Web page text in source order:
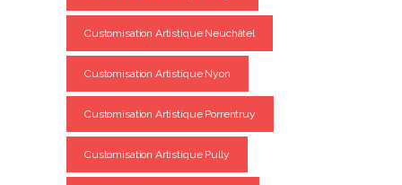
Customisation Artistique Neuchâtel
Customisation Artistique Nyon
Customisation Artistique Porrentruy
Customisation Artistique Pully